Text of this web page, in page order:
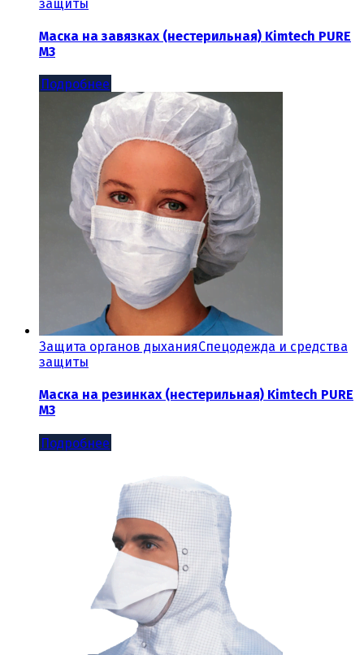
защиты
Маска на завязках (нестерильная) Kimtech PURE
M3
Подробнее
Защита органов дыханияСпецодежда и средства
защиты
Маска на резинках (нестерильная) Kimtech PURE
M3
Подробнее